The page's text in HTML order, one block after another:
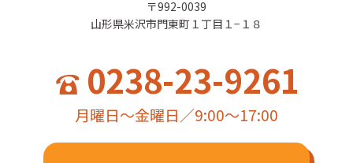
〒992-0039
山形県米沢市門東町１丁目１−１８
0238-23-9261
月曜日～金曜日／9:00～17:00